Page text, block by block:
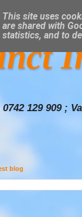
129 909 ;
blog
This site uses
are shared with
statistics, and to